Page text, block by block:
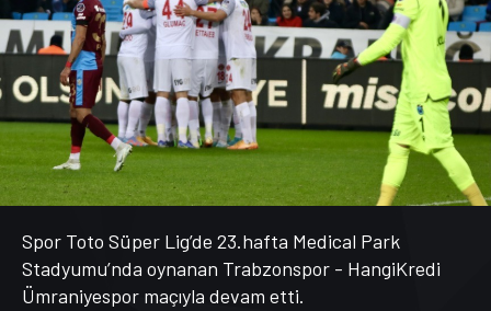
Spor Toto Süper Lig’de 23.hafta Medical Park
Stadyumu’nda oynanan Trabzonspor - HangiKredi
Ümraniyespor maçıyla devam etti.